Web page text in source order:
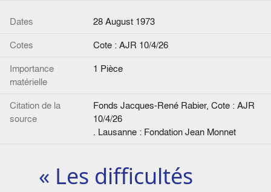
Dates
28 August 1973
Cotes
Cote : AJR 10/4/26
Importance
matérielle
1 Pièce
Citation de la
source
Fonds Jacques-René Rabier, Cote : AJR
10/4/26
. Lausanne : Fondation Jean Monnet
« Les difficultés